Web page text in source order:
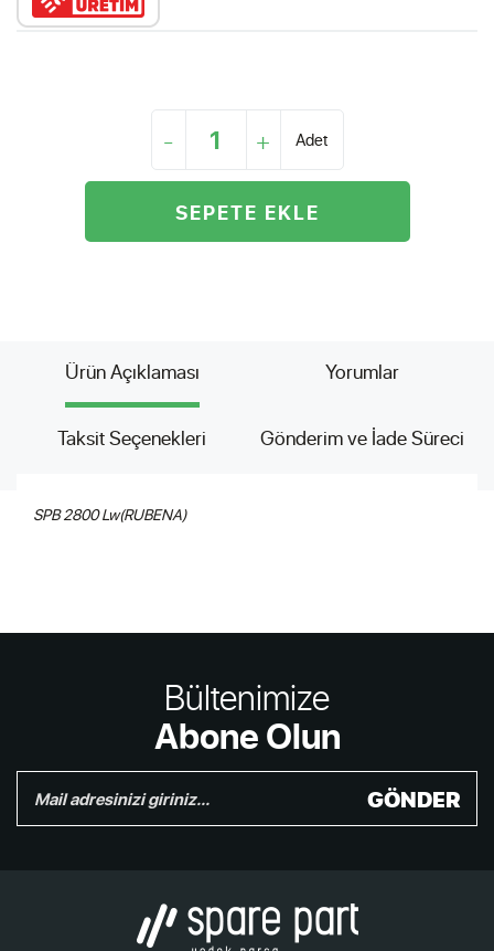
- + Adet
SEPETE EKLE
Ürün Açıklaması Yorumlar
Taksit Seçenekleri Gönderim ve İade Süreci
SPB 2800 Lw(RUBENA)
Bültenimize
Abone Olun
GÖNDER